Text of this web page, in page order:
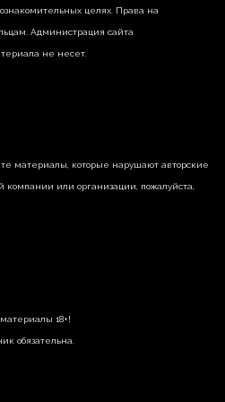
целях. Права на
Администрация сайта
не несет.
материалы, которые нарушают авторские
или организации, пожалуйста,
18+!
обязательна.